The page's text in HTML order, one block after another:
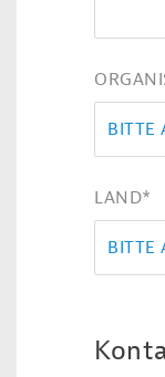
BITTE
LAND*
BITTE